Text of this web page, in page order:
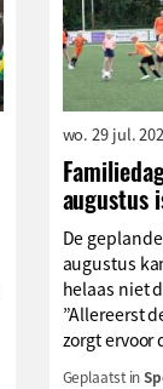
wo. 29 jul.
augustus
De
augustus
helaas niet
”Allereerst
zorgt ervoor
Geplaatst in